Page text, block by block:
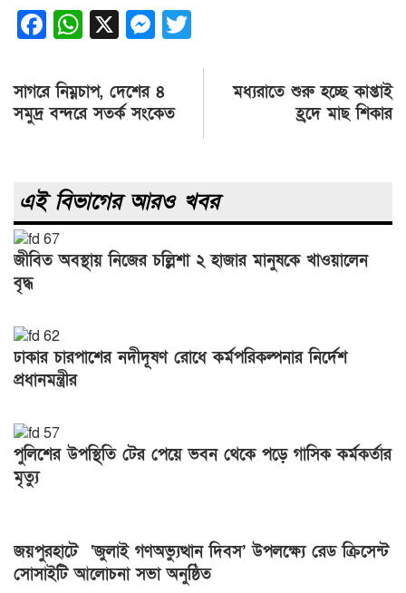
Facebook
WhatsApp
X Messenger
Post
navigation
সাগরে নিম্নচাপ, দেশের ৪
সমুদ্র বন্দরে সতর্ক সংকেত
মধ্যরাতে শুরু হচ্ছে কাপ্তাই
হ্রদে মাছ শিকার
এই বিভাগের আরও খবর
জীবিত অবস্থায় নিজের চল্লিশা ২ হাজার মানুষকে খাওয়ালেন
বৃদ্ধ
ঢাকার চারপাশের নদীদূষণ রোধে কর্মপরিকল্পনার নির্দেশ
প্রধানমন্ত্রীর
পুলিশের উপস্থিতি টের পেয়ে ভবন থেকে পড়ে গাসিক কর্মকর্তার
মৃত্যু
জয়পুরহাটে ‘জুলাই গণঅভ্যুত্থান দিবস’ উপলক্ষ্যে রেড ক্রিসেন্ট
সোসাইটি আলোচনা সভা অনুষ্ঠিত